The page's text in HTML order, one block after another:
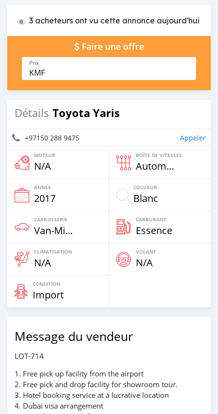
3 acheteurs ont vu cette annonce aujourd'hui
Faire une offre
Prix
KMF
Détails Toyota Yaris
+97150 288 9475 Appeler
MOTEUR
N/A
BOÎTE DE VITESSES
Automatique
ANNÉE
2017
COULEUR
Blanc
CARROSSERIE
Van‒Minibus
CARBURANT
Essence
CLIMATISATION
N/A
VOLANT
N/A
CONDITION
Import
Message du vendeur
LOT-714
1. Free pick up facility from the airport
2. Free pick and drop facility for showroom tour.
3. Hotel booking service at a lucrative location
4. Dubai visa arrangement